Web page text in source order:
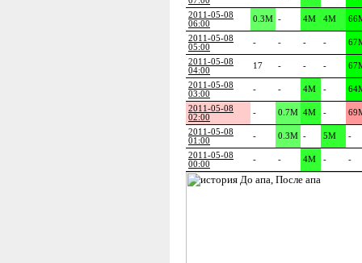
2011-05-08
06:00
0.3M - 4M 4M
2011-05-08
05:00
- - - -
2011-05-08
04:00
17 - - -
2011-05-08
03:00
- - 4M -
2011-05-08
02:00
- 0.7M 4M -
2011-05-08
01:00
- 0.3M - 5M -
2011-05-08
00:00
- - 4M - -